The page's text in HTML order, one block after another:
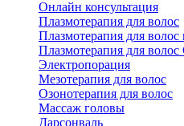
Онлайн консультация
Плазмотерапия для волос
Плазмотерапия для
Плазмотерапия для
Электропорация
Мезотерапия для волос
Озонотерапия для волос
Массаж головы
Дарсонваль